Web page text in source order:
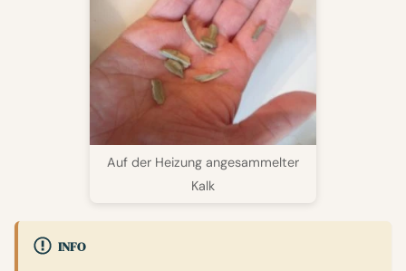
Auf der Heizung angesammelter
Kalk
INFO